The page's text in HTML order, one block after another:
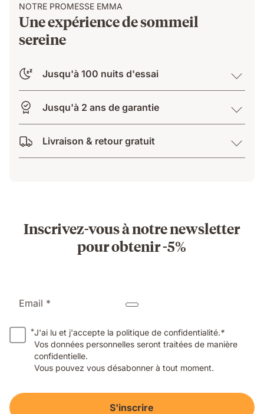
NOTRE PROMESSE EMMA
Une expérience de sommeil
sereine
Jusqu'à 100 nuits d'essai
Jusqu'à 2 ans de garantie
Livraison & retour gratuit
Inscrivez-vous à notre newsletter
pour obtenir -5%
Email *
*J'ai lu et j'accepte la politique de confidentialité.*
Vos données personnelles seront traitées de manière
confidentielle.
Vous pouvez vous désabonner à tout moment.
S'inscrire